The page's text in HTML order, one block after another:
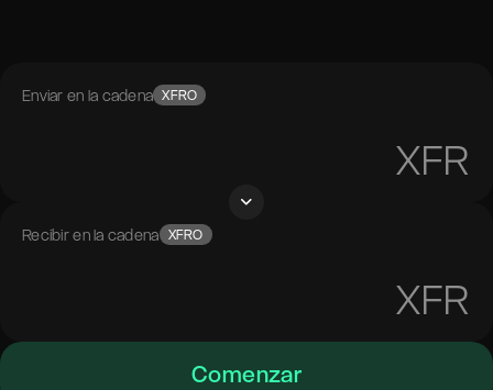
Enviar en la cadena XFRO
XFR
Recibir en la cadena XFRO
XFR
Comenzar